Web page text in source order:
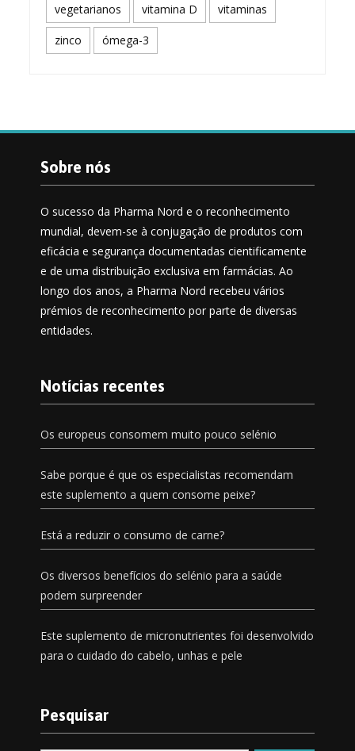
vegetarianos vitamina D vitaminas
zinco ómega-3
Sobre nós
O sucesso da Pharma Nord e o reconhecimento
mundial, devem-se à conjugação de produtos com
eficácia e segurança documentadas cientificamente
e de uma distribuição exclusiva em farmácias. Ao
longo dos anos, a Pharma Nord recebeu vários
prémios de reconhecimento por parte de diversas
entidades.
Notícias recentes
Os europeus consomem muito pouco selénio
Sabe porque é que os especialistas recomendam
este suplemento a quem consome peixe?
Está a reduzir o consumo de carne?
Os diversos benefícios do selénio para a saúde
podem surpreender
Este suplemento de micronutrientes foi desenvolvido
para o cuidado do cabelo, unhas e pele
Pesquisar